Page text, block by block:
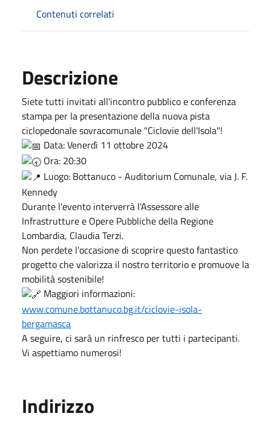
Contenuti correlati
Descrizione
Siete tutti invitati all'incontro pubblico e conferenza
stampa per la presentazione della nuova pista
ciclopedonale sovracomunale "Ciclovie dell'Isola"!
Data: Venerdì 11 ottobre 2024
Ora: 20:30
Luogo: Bottanuco - Auditorium Comunale, via J. F.
Kennedy
Durante l'evento interverrà l'Assessore alle
Infrastrutture e Opere Pubbliche della Regione
Lombardia, Claudia Terzi.
Non perdete l'occasione di scoprire questo fantastico
progetto che valorizza il nostro territorio e promuove la
mobilità sostenibile!
Maggiori informazioni:
www.comune.bottanuco.bg.it/ciclovie-isola-
bergamasca
A seguire, ci sarà un rinfresco per tutti i partecipanti.
Vi aspettiamo numerosi!
Indirizzo